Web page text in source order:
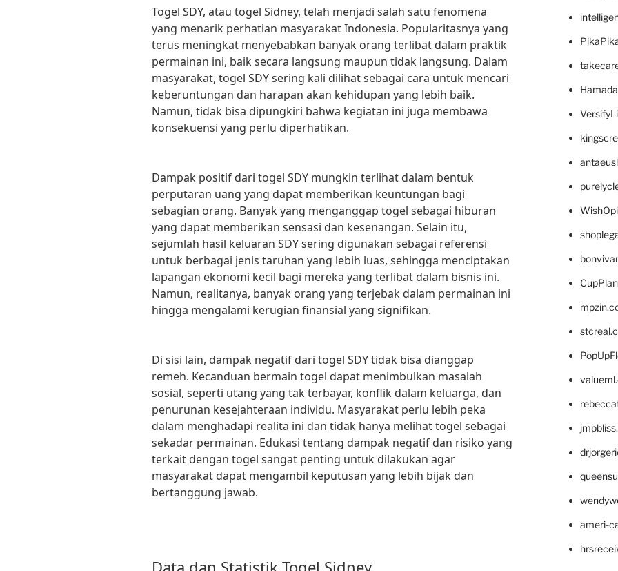
Togel SDY, atau togel Sidney, telah menjadi salah satu fenomena
yang menarik perhatian masyarakat Indonesia. Popularitasnya yang
terus meningkat menyebabkan banyak orang terlibat dalam praktik
permainan ini, baik secara langsung maupun tidak langsung. Dalam
masyarakat, togel SDY sering kali dilihat sebagai cara untuk mencari
keberuntungan dan harapan akan kehidupan yang lebih baik.
Namun, tidak bisa dipungkiri bahwa kegiatan ini juga membawa
konsekuensi yang perlu diperhatikan.
Dampak positif dari togel SDY mungkin terlihat dalam bentuk
perputaran uang yang dapat memberikan keuntungan bagi
sebagian orang. Banyak yang menganggap togel sebagai hiburan
yang dapat memberikan sensasi dan kesenangan. Selain itu,
sejumlah hasil keluaran SDY sering digunakan sebagai referensi
untuk berbagai jenis taruhan yang lebih luas, sehingga menciptakan
lapangan ekonomi kecil bagi mereka yang terlibat dalam bisnis ini.
Namun, realitanya, banyak orang yang terjebak dalam permainan ini
hingga mengalami kerugian finansial yang signifikan.
Di sisi lain, dampak negatif dari togel SDY tidak bisa dianggap
remeh. Kecanduan bermain togel dapat menimbulkan masalah
sosial, seperti utang yang tak terbayar, konflik dalam keluarga, dan
penurunan kesejahteraan individu. Masyarakat perlu lebih peka
dalam menghadapi realita ini dan tidak hanya melihat togel sebagai
sekadar permainan. Edukasi tentang dampak negatif dan risiko yang
terkait dengan togel sangat penting untuk dilakukan agar
masyarakat dapat mengambil keputusan yang lebih bijak dan
bertanggung jawab.
Data dan Statistik Togel Sidney
ameri-